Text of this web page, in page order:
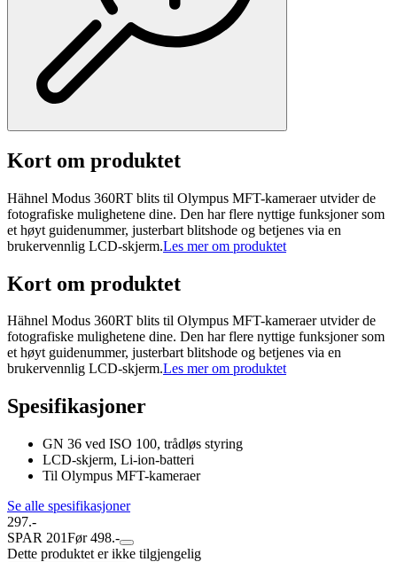
Kort om produktet
Hähnel Modus 360RT blits til Olympus MFT-kameraer utvider de
fotografiske mulighetene dine. Den har flere nyttige funksjoner som
et høyt guidenummer, justerbart blitshode og betjenes via en
brukervennlig LCD-skjerm.Les mer om produktet
Kort om produktet
Hähnel Modus 360RT blits til Olympus MFT-kameraer utvider de
fotografiske mulighetene dine. Den har flere nyttige funksjoner som
et høyt guidenummer, justerbart blitshode og betjenes via en
brukervennlig LCD-skjerm.Les mer om produktet
Spesifikasjoner
GN 36 ved ISO 100, trådløs styring
LCD-skjerm, Li-ion-batteri
Til Olympus MFT-kameraer
Se alle spesifikasjoner
297.-
SPAR 201Før 498.-
Dette produktet er ikke tilgjengelig